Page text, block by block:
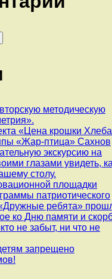
методическую
«Цена крошки
«Жар-птица» Сахнов
экскурсию на
глазами увидеть,
столу.
площадки
патриотического
ребята»
ко Дню памяти и
не забыт, ни что не
запрещено